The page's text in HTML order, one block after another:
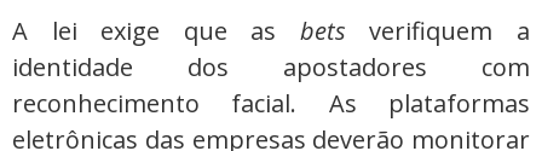
A lei exige que as bets verifiquem a
identidade dos apostadores com
reconhecimento facial. As plataformas
eletrônicas das empresas deverão monitorar